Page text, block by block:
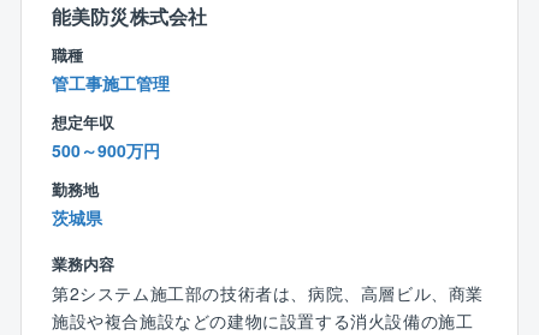
【具体的には】
・施工管理：関係各所への対応(調整・指示・交渉等)、
品質・安全・原価管理等
替え時の工事管理等
・請負工事の管理：依頼を受けた物件の施工管理
※担当施設：エリア担当制にて施設を担当いただきま
※物件によって新築物件の工事計画など上流もお任せい
たします。
能美防災株式会社
職種
管工事施工管理
想定年収
500～900万円
勤務地
茨城県
業務内容
第2システム施工部の技術者は、病院、高層ビル、商業
施設や複合施設などの建物に設置する消火設備の施工